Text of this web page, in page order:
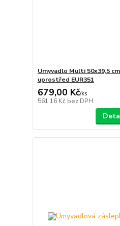
Umyvadlo Multi 50x39,5
uprostřed EUR351
679,00 Kč/ks
561,16 Kč bez DPH